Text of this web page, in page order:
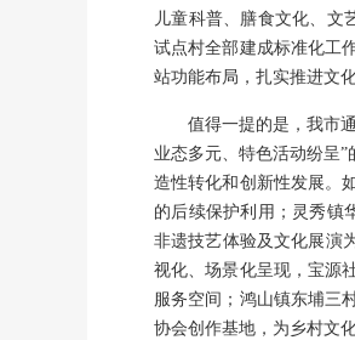
儿童科普、膳食文化、文
试点村全部建成标准化工
站功能布局，扎实推进文
值得一提的是，我市
业态多元、特色活动纷呈
造性转化和创新性发展。
的后续保护利用；灵秀镇
非遗技艺体验及文化展演
视化、场景化呈现，宝源
服务空间；鸿山镇东埔三
协会创作基地，为乡村文